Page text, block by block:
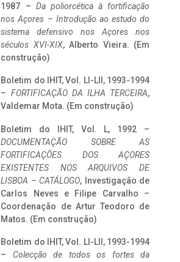
1987 – Da poliorcética à fortificação
nos Açores – Introdução ao estudo do
sistema defensivo nos Açores nos
séculos XVI-XIX, Alberto Vieira. (Em
construção)
Boletim do IHIT, Vol. LI-LII, 1993-1994
– FORTIFICAÇÃO DA ILHA TERCEIRA,
Valdemar Mota. (Em construção)
Boletim do IHIT, Vol. L, 1992 –
DOCUMENTAÇÃO SOBRE AS
FORTIFICAÇÕES DOS AÇORES
EXISTENTES NOS ARQUIVOS DE
LISBOA – CATÁLOGO, Investigação de
Carlos Neves e Filipe Carvalho –
Coordenação de Artur Teodoro de
Matos. (Em construção)
Boletim do IHIT, Vol. LI-LII, 1993-1994
– Colecção de todos os fortes da